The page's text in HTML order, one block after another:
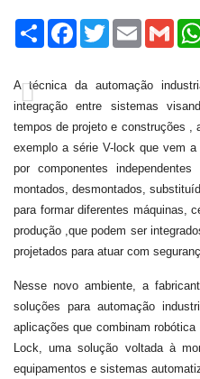
Share Facebook
TwitterEmail
A técnica da automação
integração entre sistemas
tempos de projeto e construções
exemplo a série V-lock que vem
por componentes
montados, desmontados,
para formar diferentes máquinas,
produção ,que podem ser
projetados para atuar com
Nesse novo ambiente, a
soluções para automação
aplicações que combinam
Lock, uma solução voltada à
equipamentos e sistemas